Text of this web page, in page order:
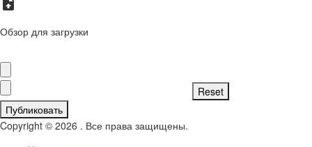
Обзор для загрузки
Публиковать
Copyright © 2026 . Все права защищены.